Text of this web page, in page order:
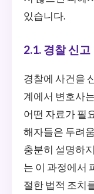
있습니다.
2.1. 경찰 신고
경찰에 사건을
계에서 변호사
어떤 자료가 필
해자들은 두려
충분히 설명하
는 이 과정에서
절한 법적 조치